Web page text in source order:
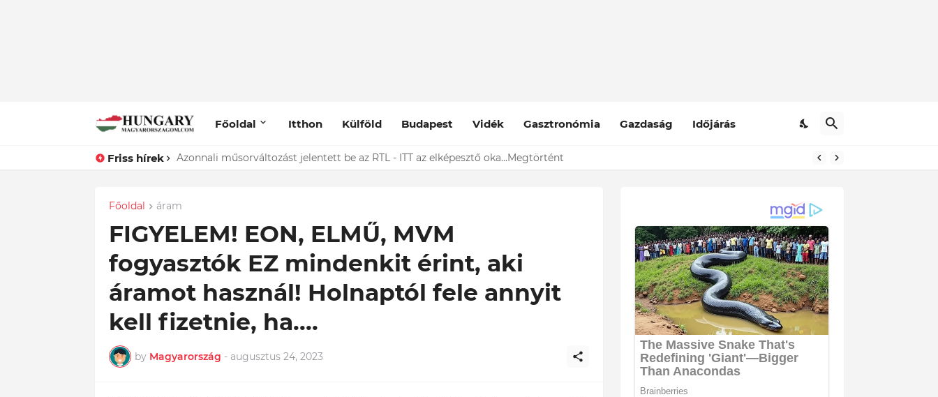
Főoldal Itthon Külföld Budapest Vidék Gasztronómia Gazdaság Időjárás
Friss hírek Azonnali műsorváltozást jelentett be az RTL - ITT az elképesztő oka...Megtörtént
Gyász! Most kaptuk a lesújtó hírt Tallós Ritáról - Őszinte Részvétünk
Főoldal áram
FIGYELEM! EON, ELMŰ, MVM
fogyasztók EZ mindenkit érint, aki
áramot használ! Holnaptól fele annyit
kell fizetnie, ha....
by Magyarország - augusztus 24, 2023